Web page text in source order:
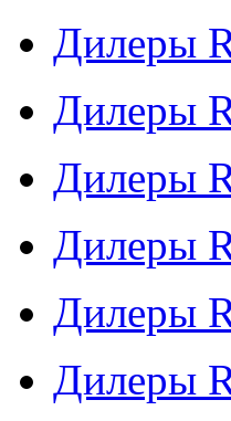
Дилеры
Дилеры
Дилеры
Дилеры
Дилеры
Дилеры